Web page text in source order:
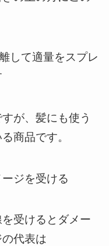
して適量をスプレ
が、髪にも使う
商品です。
ジを受ける
受けるとダメー
代表は